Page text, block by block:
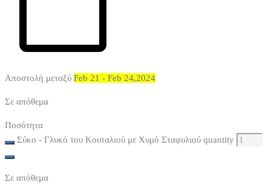
Αποστολή μεταξύ Feb 21 - Feb 24,2024
Σε απόθεμα
Ποσότητα
Σύκο - Γλυκό του Κουταλιού με Χυμό Σταφυλιού quantity
Σε απόθεμα